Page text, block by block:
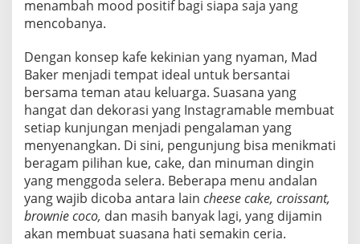
a
o
o
d
menambah mood positif bagi siapa saja yang
mencobanya.
Dengan konsep kafe kekinian yang nyaman, Mad
Baker menjadi tempat ideal untuk bersantai
bersama teman atau keluarga. Suasana yang
hangat dan dekorasi yang Instagramable membuat
setiap kunjungan menjadi pengalaman yang
menyenangkan. Di sini, pengunjung bisa menikmati
beragam pilihan kue, cake, dan minuman dingin
yang menggoda selera. Beberapa menu andalan
yang wajib dicoba antara lain cheese cake, croissant,
brownie coco, dan masih banyak lagi, yang dijamin
akan membuat suasana hati semakin ceria.